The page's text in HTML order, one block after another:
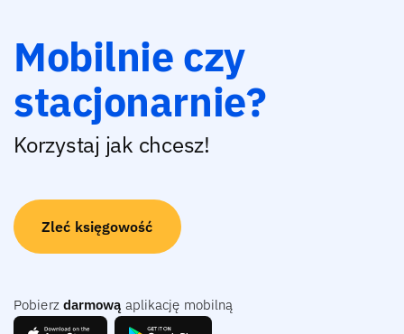
Mobilnie czy
stacjonarnie?
Korzystaj jak chcesz!
Zleć księgowość
Pobierz darmową aplikację mobilną